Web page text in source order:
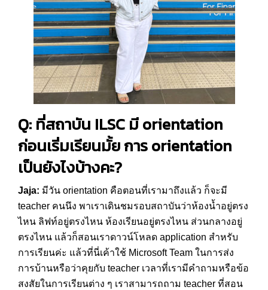
Q: ที่สถาบัน ILSC มี orientation
ก่อนเริ่มเรียนมั้ย การ orientation
เป็นยังไงบ้างคะ?
Jaja: มีวัน orientation คือตอนที่เรามาถึงแล้ว ก็จะมี
teacher คนนึง พาเราเดินชมรอบสถาบันว่าห้องน้ำอยู่ตรง
ไหน ลิฟท์อยู่ตรงไหน ห้องเรียนอยู่ตรงไหน ส่วนกลางอยู่
ตรงไหน แล้วก็สอนเราดาวน์โหลด application สำหรับ
การเรียนค่ะ แล้วที่นี่เค้าใช้ Microsoft Team ในการส่ง
การบ้านหรือว่าคุยกับ teacher เวลาที่เรามีคำถามหรือข้อ
สงสัยในการเรียนต่าง ๆ เราสามารถถาม teacher ที่สอน